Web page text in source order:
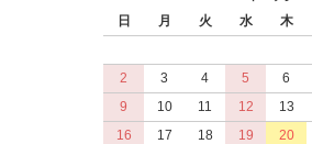
日 月 火 水 木
2
3 4 5 6
9
10 11 12 13
16
17 18 19 20